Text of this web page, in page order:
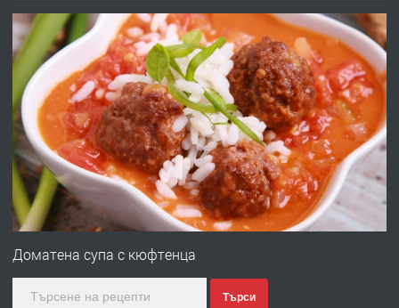
АПАРТАМЕНТ В ЦЕНТЪРА НА ГР.
ХАСКОВО
преди 5 дни
ПРЕДЛАГА Давам гараж под наем
преди 5 дни
ПРЕДЛАГА
№4120 Магазин/Офис под наем в кв.
градската градина!
Доматена супа с кюфтенца
Търси